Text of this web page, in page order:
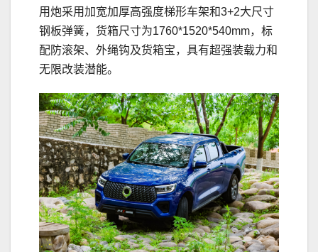
用炮采用加宽加厚高强度梯形车架和3+2大尺寸
钢板弹簧，货箱尺寸为1760*1520*540mm，标
配防滚架、外绳钩及货箱宝，具有超强装载力和
无限改装潜能。